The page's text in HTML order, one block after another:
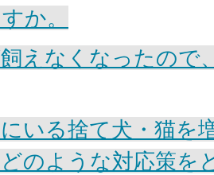
か。
えなくなったので
いる捨て犬・猫を
のような対応策を